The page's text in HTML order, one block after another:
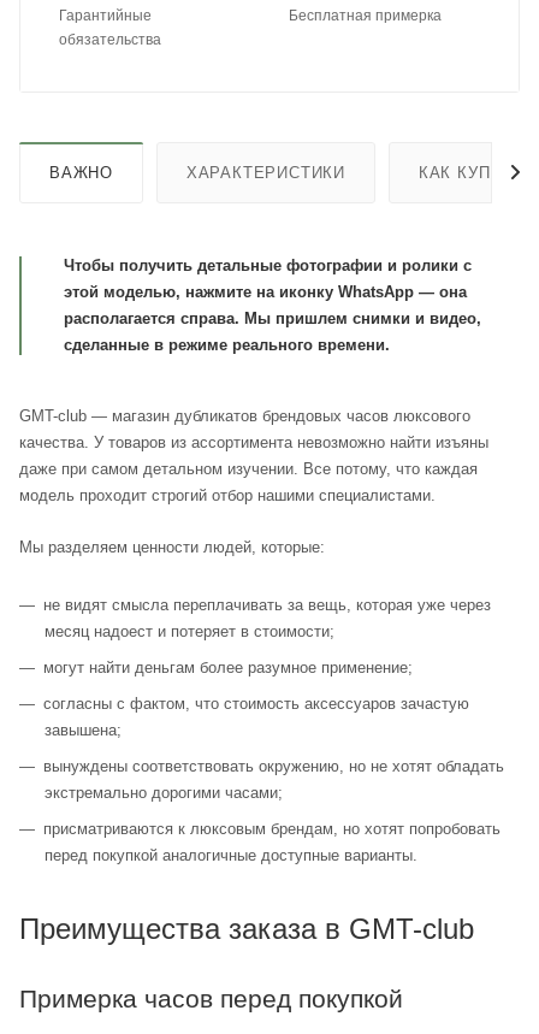
Гарантийные
обязательства
Бесплатная примерка
ВАЖНО ХАРАКТЕРИСТИКИ КАК КУПИТЬ
Чтобы получить детальные фотографии и ролики с
этой моделью, нажмите на иконку WhatsApp — она
располагается справа. Мы пришлем снимки и видео,
сделанные в режиме реального времени.
GMT-club — магазин дубликатов брендовых часов люксового
качества. У товаров из ассортимента невозможно найти изъяны
даже при самом детальном изучении. Все потому, что каждая
модель проходит строгий отбор нашими специалистами.
Мы разделяем ценности людей, которые:
не видят смысла переплачивать за вещь, которая уже через
месяц надоест и потеряет в стоимости;
могут найти деньгам более разумное применение;
согласны с фактом, что стоимость аксессуаров зачастую
завышена;
вынуждены соответствовать окружению, но не хотят обладать
экстремально дорогими часами;
присматриваются к люксовым брендам, но хотят попробовать
перед покупкой аналогичные доступные варианты.
Преимущества заказа в GMT-club
Примерка часов перед покупкой